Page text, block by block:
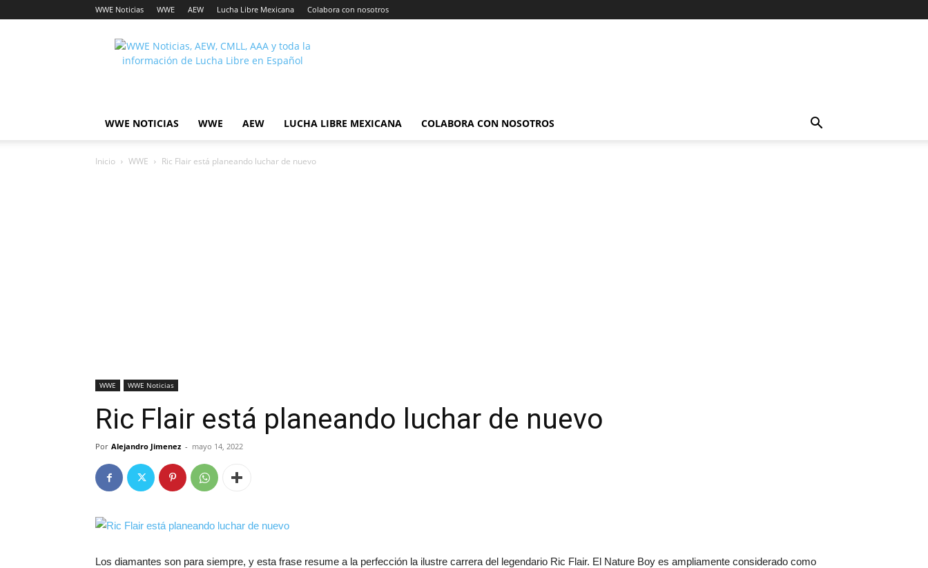
WWE Noticias WWE AEW Lucha Libre Mexicana Colabora con nosotros
Lucha
Noticias
WWE NOTICIAS WWE AEW LUCHA LIBRE MEXICANA COLABORA CON NOSOTROS
Inicio WWE Ric Flair está planeando luchar de nuevo
WWE WWE Noticias
Ric Flair está planeando luchar de nuevo
Por Alejandro Jimenez - mayo 14, 2022
Los diamantes son para siempre, y esta frase resume a la perfección la ilustre carrera del legendario Ric Flair. El Nature Boy es ampliamente considerado como